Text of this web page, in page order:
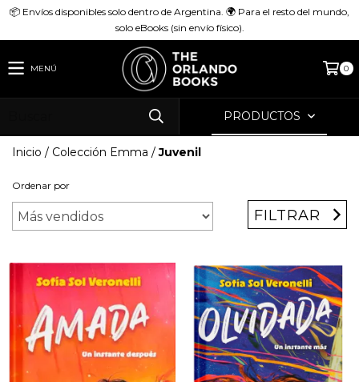
📦 Envíos disponibles solo dentro de Argentina. 🌍 Para el resto del mundo,
solo eBooks (sin envío físico).
MENÚ 0
PRODUCTOS
Inicio / Colección Emma / Juvenil
Ordenar por
FILTRAR